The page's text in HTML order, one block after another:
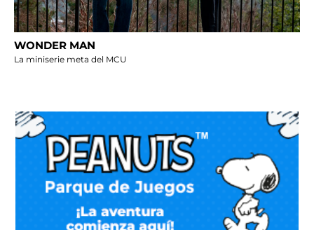
WONDER MAN
La miniserie meta del MCU